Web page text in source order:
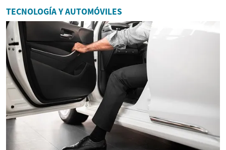
TECNOLOGÍA Y AUTOMÓVILES